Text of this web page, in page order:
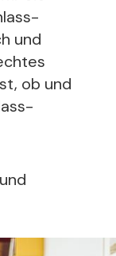
und
ob und